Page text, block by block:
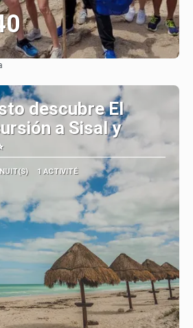
descubre El
a Sisal y
1 ACTIVITÉ